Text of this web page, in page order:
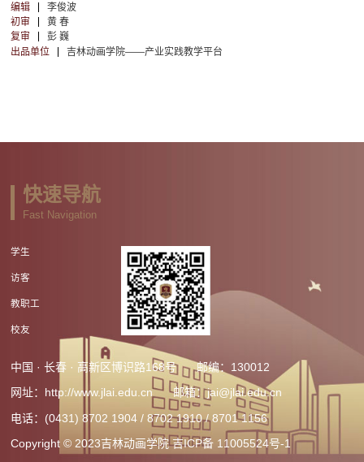
编辑
李俊波
初审
黄 春
复审
彭 巍
出品单位
吉林动画学院——产业实践教学平台
快速导航
Fast Navigation
学生
访客
教职工
校友
中国 · 长春 · 高新区博识路168号
邮编：130012
网址：http://www.jlai.edu.cn
邮箱：jai@jlai.edu.cn
电话：(0431) 8702 1904 / 8702 1910 / 8701 1156
Copyright © 2023吉林动画学院吉ICP备 11005524号-1